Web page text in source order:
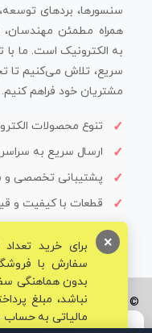
سنسورها، بردهای
همراه مطمئن مهندسان،
به الکترونیک است. ما
سریع، تلاش می‌کنیم تا
مشتریان خود فراهم کنیم.
تنوع محصولات
ارسال سریع به
پشتیبانی تخصصی و
قطعات با کیفیت و
© تمامی حقوق برای
برای خرید
سفارش با
بدون هماهنگی
نباشد، مبلغ
مالیاتی به
×